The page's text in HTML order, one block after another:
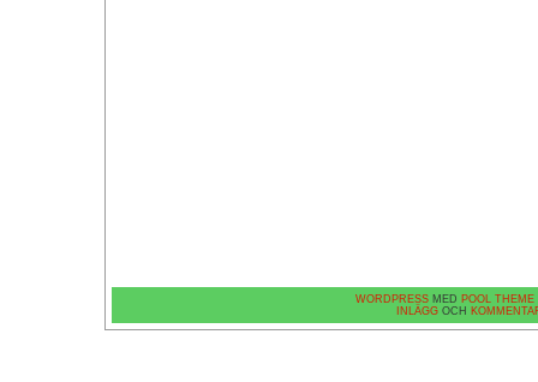
WORDPRESS MED POOL THEME
INLÄGGOCH